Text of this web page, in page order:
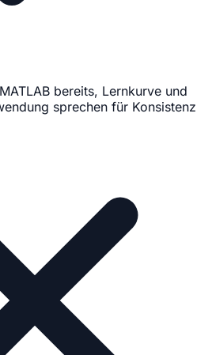
bereits, Lernkurve und
sprechen für Konsistenz